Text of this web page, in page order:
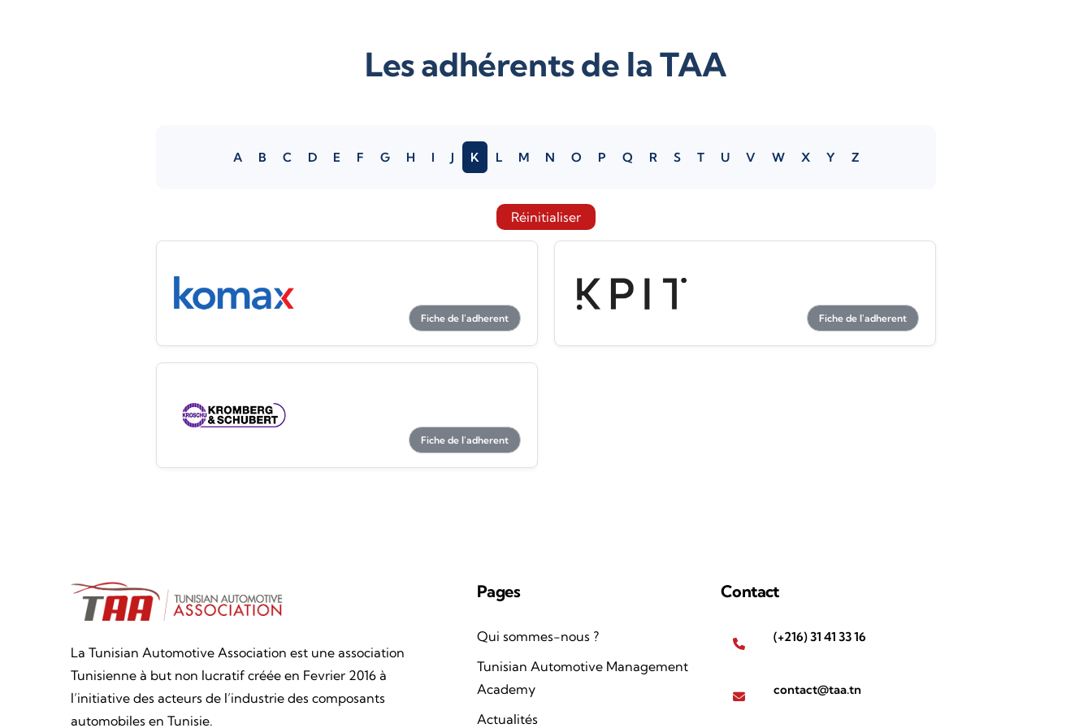
Les adhérents de la TAA
A B C D E F G H I J K L M N O P Q R S T U V W X Y Z
Réinitialiser
Fiche de l'adherent Fiche de l'adherent
Fiche de l'adherent
La Tunisian Automotive Association est une association
Tunisienne à but non lucratif créée en Fevrier 2016 à
l’initiative des acteurs de l’industrie des composants
automobiles en Tunisie.
Pages
Qui sommes-nous ?
Tunisian Automotive Management
Academy
Actualités
Contact
(+216) 31 41 33 16
contact@taa.tn